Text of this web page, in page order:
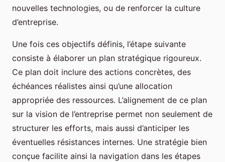
nouvelles technologies, ou de renforcer la culture
d’entreprise.
Une fois ces objectifs définis, l’étape suivante
consiste à élaborer un plan stratégique rigoureux.
Ce plan doit inclure des actions concrètes, des
échéances réalistes ainsi qu’une allocation
appropriée des ressources. L’alignement de ce plan
sur la vision de l’entreprise permet non seulement de
structurer les efforts, mais aussi d’anticiper les
éventuelles résistances internes. Une stratégie bien
conçue facilite ainsi la navigation dans les étapes